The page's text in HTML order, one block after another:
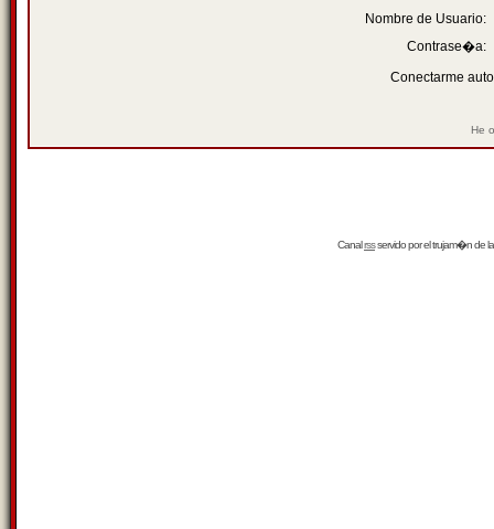
Nombre de Usuario:
Contrase�a:
Conectarme
He
Canalrssservido por eltrujam�nde